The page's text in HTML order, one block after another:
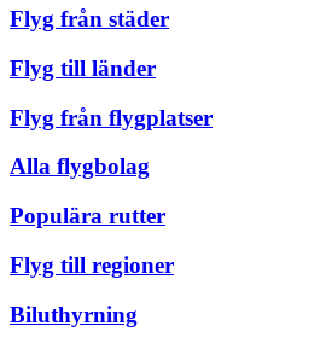
Flyg från städer
Flyg till länder
Flyg från flygplatser
Alla flygbolag
Populära rutter
Flyg till regioner
Biluthyrning